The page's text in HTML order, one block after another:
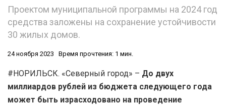
Проектом муниципальной программы на 2024 год
средства заложены на сохранение устойчивости
30 жилых домов.
24 ноября 2023 Время прочтения: 1 мин.
#НОРИЛЬСК. «Северный город» – До двух
миллиардов рублей из бюджета следующего года
может быть израсходовано на проведение